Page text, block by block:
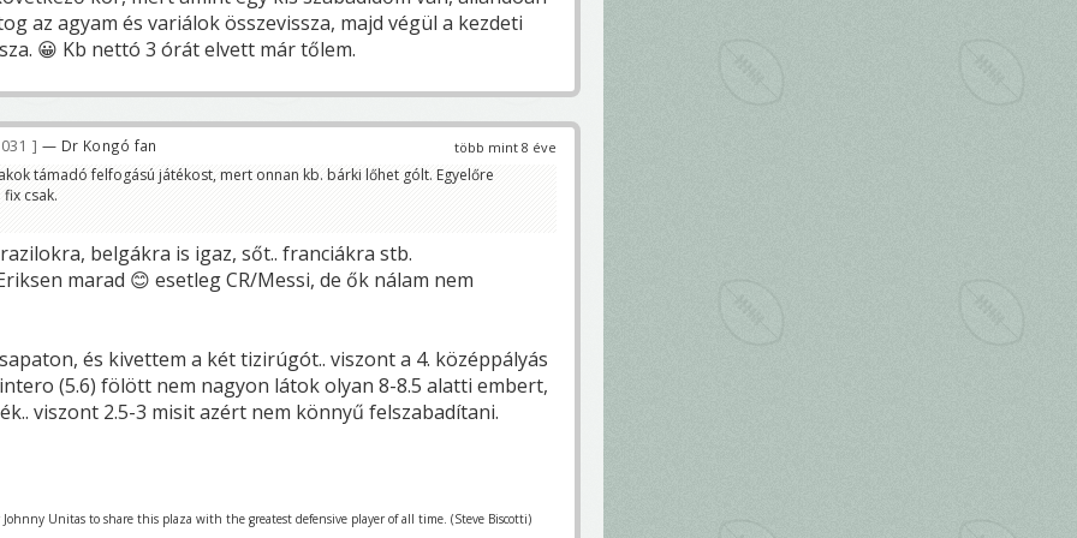
az agyam és variálok összevissza, majd végül a kezdeti
😀 Kb nettó 3 órát elvett már tőlem.
több mint 8 éve
— Dr Kongó fan
támadó felfogású játékost, mert onnan kb. bárki lőhet gólt. Egyelőre
csak.
belgákra is igaz, sőt.. franciákra stb.
marad 😊 esetleg CR/Messi, de ők nálam nem
és kivettem a két tizirúgót.. viszont a 4. középpályás
(5.6) fölött nem nagyon látok olyan 8-8.5 alatti embert,
viszont 2.5-3 misit azért nem könnyű felszabadítani.
Unitas to share this plaza with the greatest defensive player of all time. (Steve Biscotti)